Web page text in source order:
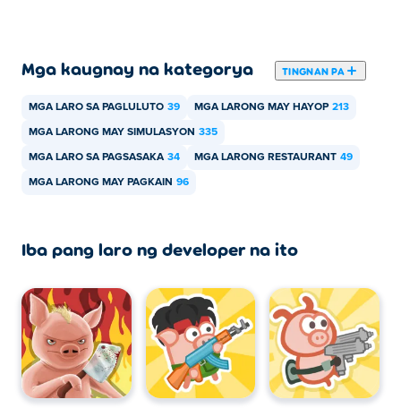
mga mobile device tulad ng mga telepono at tablet.
Mga kaugnay na kategorya TINGNAN PA
MGA LARO SA PAGLULUTO 39 MGA LARONG MAY HAYOP 213
MGA LARONG MAY SIMULASYON 335
MGA LARO SA PAGSASAKA 34 MGA LARONG RESTAURANT 49
MGA LARONG MAY PAGKAIN 96
Iba pang laro ng developer na ito